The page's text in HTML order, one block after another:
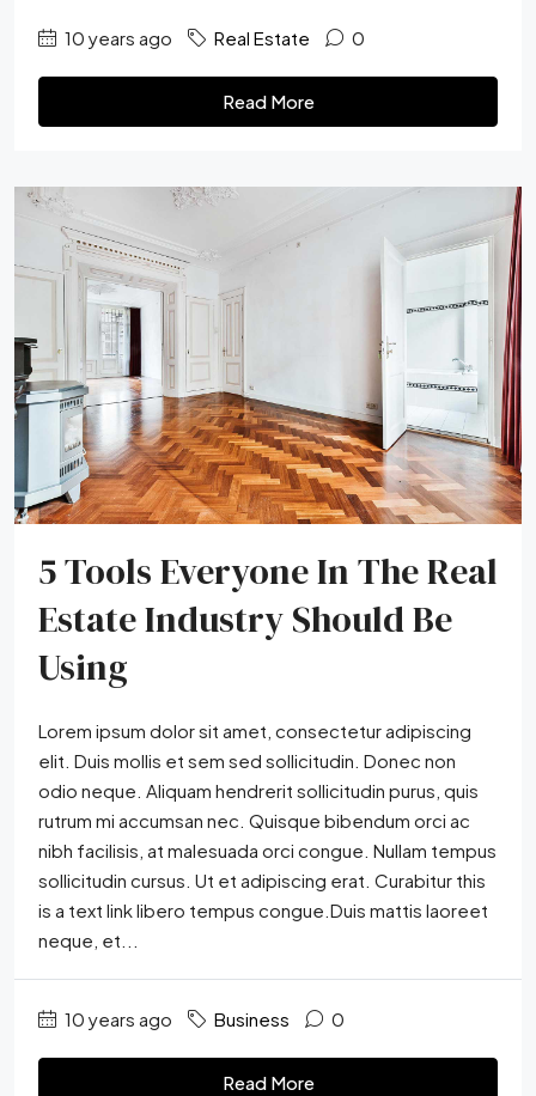
10 years ago Real Estate 0
Read More
5 Tools Everyone In The Real
Estate Industry Should Be
Using
Lorem ipsum dolor sit amet, consectetur adipiscing
elit. Duis mollis et sem sed sollicitudin. Donec non
odio neque. Aliquam hendrerit sollicitudin purus, quis
rutrum mi accumsan nec. Quisque bibendum orci ac
nibh facilisis, at malesuada orci congue. Nullam tempus
sollicitudin cursus. Ut et adipiscing erat. Curabitur this
is a text link libero tempus congue.Duis mattis laoreet
neque, et...
10 years ago Business 0
Read More